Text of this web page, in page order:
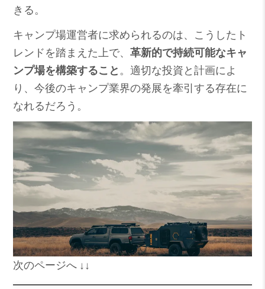
きる。
キャンプ場運営者に求められるのは、こうしたト
レンドを踏まえた上で、 革新的で持続可能なキャ
ンプ場を構築すること。適切な投資と計画によ
り、今後のキャンプ業界の発展を牽引する存在に
なれるだろう。
次のページへ ↓↓